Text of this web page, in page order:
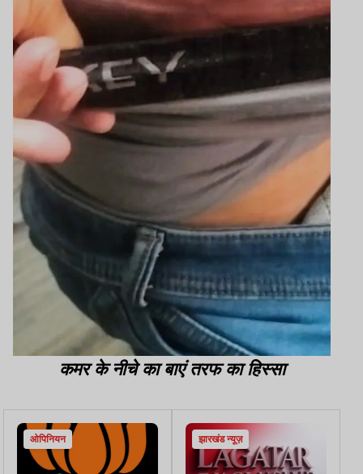
कमर के नीचे का बाएं तरफ का हिस्सा
ओपिनियन झारखंड न्यूज़